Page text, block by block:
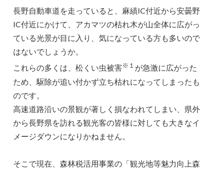
長野自動車道を走っていると、麻績IC付近から安曇野
IC付近にかけて、アカマツの枯れ木が山全体に広がっ
ている光景が目に入り、気になっている方も多いので
はないでしょうか。
これらの多くは、松くい虫被害※１ が急激に広がった
ため、駆除が追い付かず立ち枯れになってしまったも
のです。
高速道路沿いの景観が著しく損なわれてしまい、県外
から長野県を訪れる観光客の皆様に対しても大きなイ
メージダウンになりかねません。
そこで現在、森林税活用事業の「観光地等魅力向上森